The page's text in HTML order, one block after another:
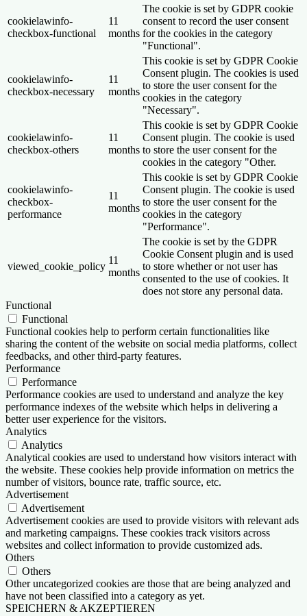
cookielawinfo-
checkbox-functional
11
months
The cookie is set by GDPR cookie
consent to record the user consent
for the cookies in the category
"Functional".
cookielawinfo-
checkbox-necessary
11
months
This cookie is set by GDPR Cookie
Consent plugin. The cookies is used
to store the user consent for the
cookies in the category
"Necessary".
cookielawinfo-
checkbox-others
11
months
This cookie is set by GDPR Cookie
Consent plugin. The cookie is used
to store the user consent for the
cookies in the category "Other.
cookielawinfo-
checkbox-
performance
11
months
This cookie is set by GDPR Cookie
Consent plugin. The cookie is used
to store the user consent for the
cookies in the category
"Performance".
viewed_cookie_policy
11
months
The cookie is set by the GDPR
Cookie Consent plugin and is used
to store whether or not user has
consented to the use of cookies. It
does not store any personal data.
Functional
Functional
Functional cookies help to perform certain functionalities like
sharing the content of the website on social media platforms, collect
feedbacks, and other third-party features.
Performance
Performance
Performance cookies are used to understand and analyze the key
performance indexes of the website which helps in delivering a
better user experience for the visitors.
Analytics
Analytics
Analytical cookies are used to understand how visitors interact with
the website. These cookies help provide information on metrics the
number of visitors, bounce rate, traffic source, etc.
Advertisement
Advertisement
Advertisement cookies are used to provide visitors with relevant ads
and marketing campaigns. These cookies track visitors across
websites and collect information to provide customized ads.
Others
Others
Other uncategorized cookies are those that are being analyzed and
have not been classified into a category as yet.
SPEICHERN & AKZEPTIEREN